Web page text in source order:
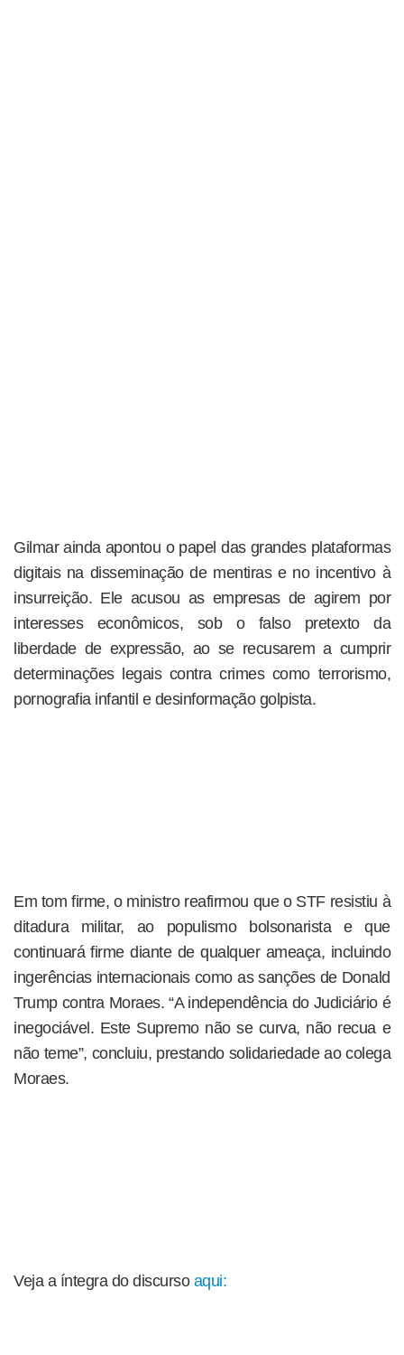
Gilmar ainda apontou o papel das grandes plataformas
digitais na disseminação de mentiras e no incentivo à
insurreição. Ele acusou as empresas de agirem por
interesses econômicos, sob o falso pretexto da
liberdade de expressão, ao se recusarem a cumprir
determinações legais contra crimes como terrorismo,
pornografia infantil e desinformação golpista.
Em tom firme, o ministro reafirmou que o STF resistiu à
ditadura militar, ao populismo bolsonarista e que
continuará firme diante de qualquer ameaça, incluindo
ingerências internacionais como as sanções de Donald
Trump contra Moraes. “A independência do Judiciário é
inegociável. Este Supremo não se curva, não recua e
não teme”, concluiu, prestando solidariedade ao colega
Moraes.
Veja a íntegra do discurso aqui: